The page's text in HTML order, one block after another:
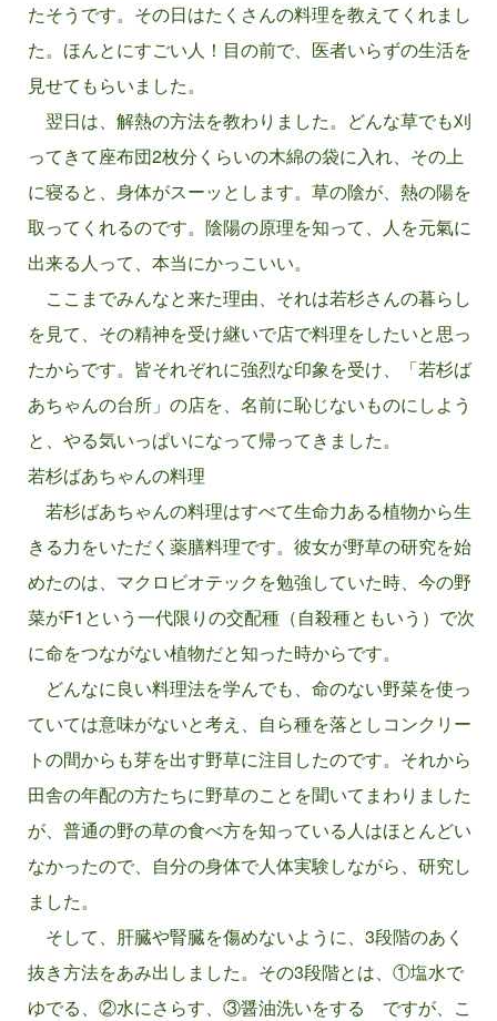
たそうです。その日はたくさんの料理を教えてくれまし
た。ほんとにすごい人！目の前で、医者いらずの生活を
見せてもらいました。
翌日は、解熱の方法を教わりました。どんな草でも刈
ってきて座布団2枚分くらいの木綿の袋に入れ、その上
に寝ると、身体がスーッとします。草の陰が、熱の陽を
取ってくれるのです。陰陽の原理を知って、人を元氣に
出来る人って、本当にかっこいい。
ここまでみんなと来た理由、それは若杉さんの暮らし
を見て、その精神を受け継いで店で料理をしたいと思っ
たからです。皆それぞれに強烈な印象を受け、「若杉ば
あちゃんの台所」の店を、名前に恥じないものにしよう
と、やる気いっぱいになって帰ってきました。
若杉ばあちゃんの料理
若杉ばあちゃんの料理はすべて生命力ある植物から生
きる力をいただく薬膳料理です。彼女が野草の研究を始
めたのは、マクロビオテックを勉強していた時、今の野
菜がF1という一代限りの交配種（自殺種ともいう）で次
に命をつながない植物だと知った時からです。
どんなに良い料理法を学んでも、命のない野菜を使っ
ていては意味がないと考え、自ら種を落としコンクリー
トの間からも芽を出す野草に注目したのです。それから
田舎の年配の方たちに野草のことを聞いてまわりました
が、普通の野の草の食べ方を知っている人はほとんどい
なかったので、自分の身体で人体実験しながら、研究し
ました。
そして、肝臓や腎臓を傷めないように、3段階のあく
抜き方法をあみ出しました。その3段階とは、①塩水で
ゆでる、②水にさらす、③醤油洗いをする ですが、こ